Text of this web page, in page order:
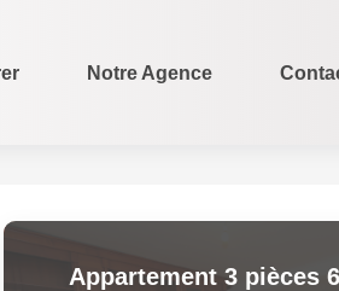
Notre Agence
Appartement 3 pièces